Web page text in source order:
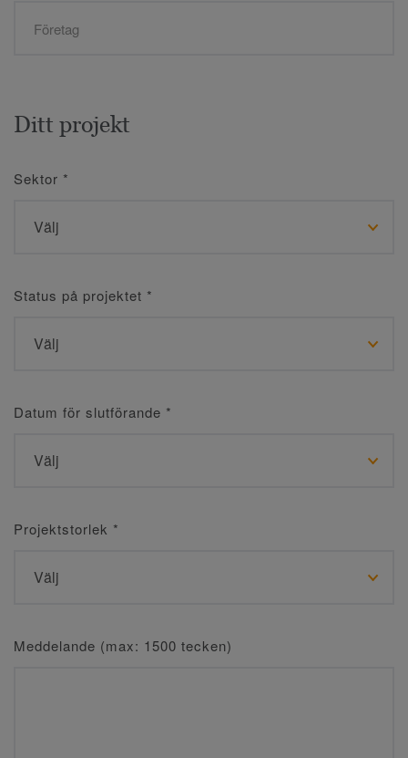
Ditt projekt
Sektor *
Status på projektet *
Datum för slutförande *
Projektstorlek *
Meddelande (max: 1500 tecken)